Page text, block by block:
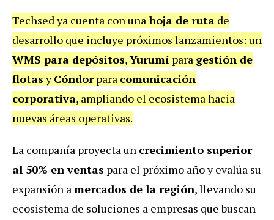
Techsed ya cuenta con unahoja de ruta de
desarrollo que incluye próximos lanzamientos: un
WMS para depósitos,Yurumí para gestión de
flotasyCóndorpara comunicación
corporativa, ampliando el ecosistema hacia
nuevas áreas operativas.
La compañía proyecta un crecimiento superior
al 50% en ventas para el próximo año y evalúa su
expansión amercados de la región, llevando su
ecosistema de soluciones a empresas que buscan